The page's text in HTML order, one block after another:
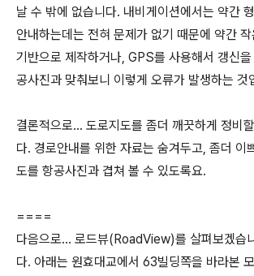
날 수 밖에 없습니다. 내비게이션에서는 약간
안내하는데는 전혀 문제가 없기 때문에 약간
기반으로 제작하거나, GPS를 사용해서 갱신
공사진과 맞춰보니 이렇게 오류가 발생하는 것
결론적으로... 도로지도를 좀더 깨끗하게 정비
다. 경로안내를 위한 자료는 숨겨두고, 좀더 이
도를 항공사진과 겹쳐 볼 수 있도록요.
====
다음으로... 로드뷰(RoadView)를 살펴보겠습
다. 아래는 원효대교에서 63빌딩쪽을 바라본